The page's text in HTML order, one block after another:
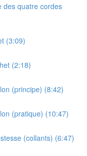
des quatre cordes
(3:09)
(2:18)
(principe) (8:42)
(pratique) (10:47)
(collants) (6:47)